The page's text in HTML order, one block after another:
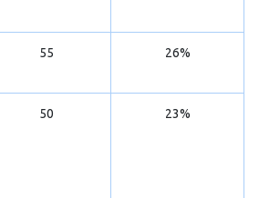
55 26%
50 23%